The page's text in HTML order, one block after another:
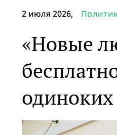
2 июля 2026,
«Новые